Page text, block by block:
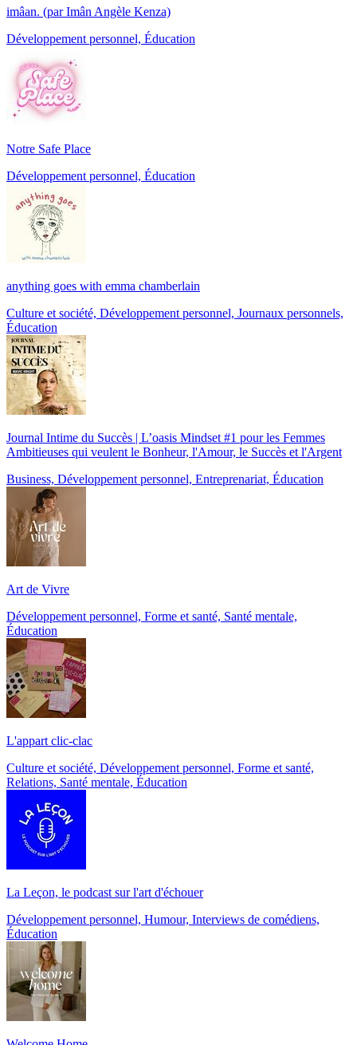
imâan. (par Imân Angèle Kenza)
Développement personnel, Éducation
Notre Safe Place
Développement personnel, Éducation
anything goes with emma chamberlain
Culture et société, Développement personnel, Journaux personnels,
Éducation
Journal Intime du Succès | L’oasis Mindset #1 pour les Femmes
Ambitieuses qui veulent le Bonheur, l'Amour, le Succès et l'Argent
Business, Développement personnel, Entreprenariat, Éducation
Art de Vivre
Développement personnel, Forme et santé, Santé mentale,
Éducation
L'appart clic-clac
Culture et société, Développement personnel, Forme et santé,
Relations, Santé mentale, Éducation
La Leçon, le podcast sur l'art d'échouer
Développement personnel, Humour, Interviews de comédiens,
Éducation